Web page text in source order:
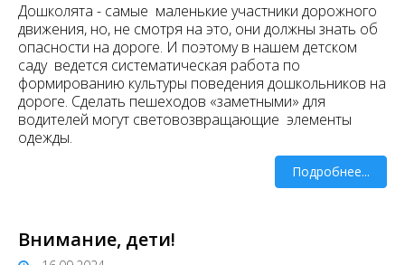
Дошколята - самые маленькие участники дорожного
движения, но, не смотря на это, они должны знать об
опасности на дороге. И поэтому в нашем детском
саду ведется систематическая работа по
формированию культуры поведения дошкольников на
дороге. Сделать пешеходов «заметными» для
водителей могут световозвращающие элементы
одежды.
Подробнее...
Внимание, дети!